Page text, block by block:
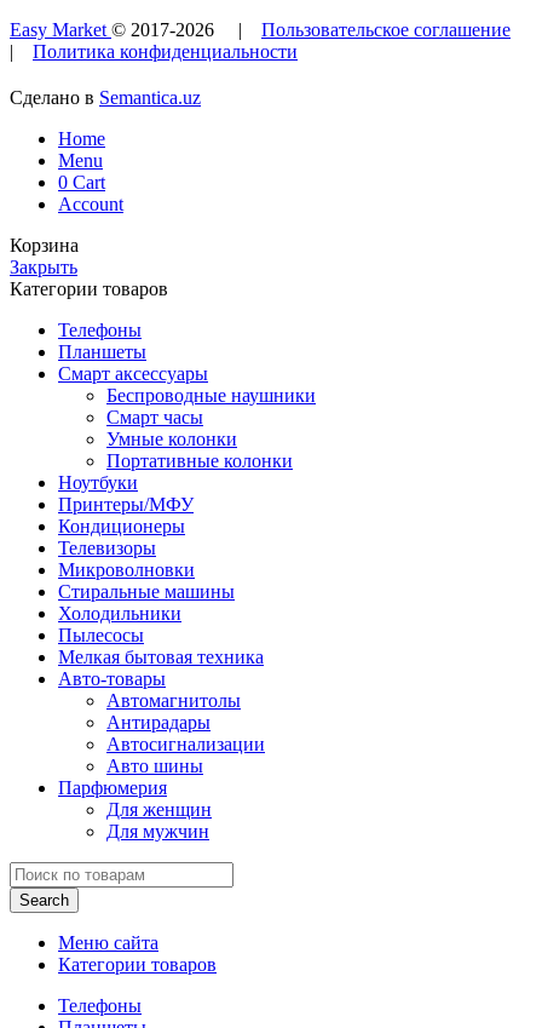
Easy Market © 2017-2026 | Пользовательское соглашение
| Политика конфиденциальности
Сделано в Semantica.uz
Home
Menu
0 Cart
Account
Корзина
Закрыть
Категории товаров
Телефоны
Планшеты
Смарт аксессуары
Беспроводные наушники
Смарт часы
Умные колонки
Портативные колонки
Ноутбуки
Принтеры/МФУ
Кондиционеры
Телевизоры
Микроволновки
Стиральные машины
Холодильники
Пылесосы
Мелкая бытовая техника
Авто-товары
Автомагнитолы
Антирадары
Автосигнализации
Авто шины
Парфюмерия
Для женщин
Для мужчин
Search
Меню сайта
Категории товаров
Телефоны